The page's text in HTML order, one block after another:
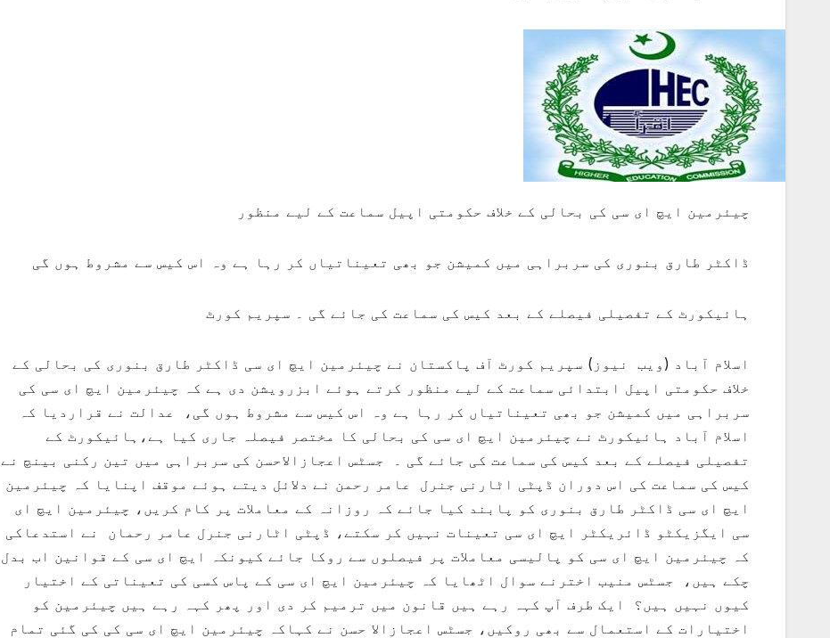
چیئرمین ایچ ای سی کی بحالی کے خلاف حکومتی اپیل سماعت کے لیے منظور
ڈاکٹر طارق بنوری کی سربراہی میں کمیشن جو بھی تعیناتیاں کر رہا ہے وہ اس کیس سے مشروط ہوں گی
ہائیکورٹ کے تفصیلی فیصلے کے بعد کیس کی سماعت کی جائے گی ۔ سپریم کورٹ
اسلام آباد (ویب نیوز) سپریم کورٹ آف پاکستان نے چیئرمین ایچ ای سی ڈاکٹر طارق بنوری کی بحالی کے
خلاف حکومتی اپیل ابتدائی سماعت کے لیے منظور کرتے ہوئے ابزرویشن دی ہے کہ چیئرمین ایچ ای سی کی
سربراہی میں کمیشن جو بھی تعیناتیاں کر رہا ہے وہ اس کیس سے مشروط ہوں گی، عدالت نے قراردیا کہ
اسلام آباد ہائیکورٹ نے چیئرمین ایچ ای سی کی بحالی کا مختصر فیصلہ جاری کیا ہے،ہائیکورٹ کے
تفصیلی فیصلے کے بعد کیس کی سماعت کی جائے گی ۔ جسٹس اعجازالاحسن کی سربراہی میں تین رکنی بینچ نے
کیس کی سماعت کی اس دوران ڈپٹی اٹارنی جنرل عامر رحمن نے دلائل دیتے ہوئے موقف اپنایا کہ چیئرمین
ایچ ای سی ڈاکٹر طارق بنوری کو پابند کیا جائے کہ روزانہ کے معاملات پر کام کریں، چیئرمین ایچ ای
سی ایگزیکٹو ڈائریکٹر ایچ ای سی تعینات نہیں کر سکتے، ڈپٹی اٹارنی جنرل عامر رحمان نے استدعاکی
کہ چیئرمین ایچ ای سی کو پالیسی معاملات پر فیصلوں سے روکا جائے کیونکہ ایچ ای سی کے قوانین اب بدل
چکے ہیں، جسٹس منیب اخترنے سوال اٹھایا کہ چیئرمین ایچ ای سی کے پاس کسی کی تعیناتی کے اختیار
کیوں نہیں ہیں؟ ایک طرف آپ کہہ رہے ہیں قانون میں ترمیم کر دی اور پھر کہہ رہے ہیں چیئرمین کو
اختیارات کے استعمال سے بھی روکیں، جسٹس اعجازالا حسن نے کہاکہ چیئرمین ایچ ای سی کی کی گئی تمام